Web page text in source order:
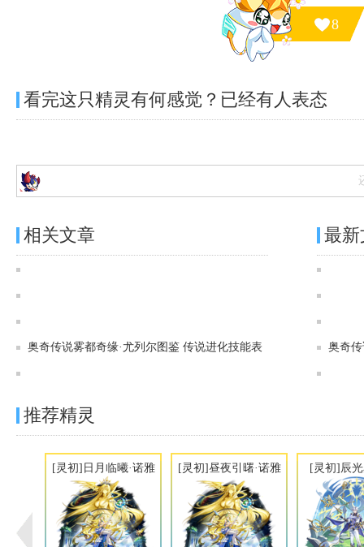
8
看完这只精灵有何感觉？已经有人表态
相关文章
奥奇传说雾都奇缘·尤列尔图鉴 传说进化技能表
最
奥奇
推荐精灵
[灵初]日月临曦·诺雅 [灵初]昼夜引曙·诺雅 [灵初]辰